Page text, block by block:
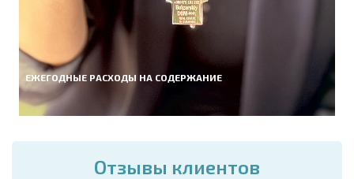
ЕЖЕГОДНЫЕ РАСХОДЫ НА СОДЕРЖАНИЕ
Отзывы клиентов